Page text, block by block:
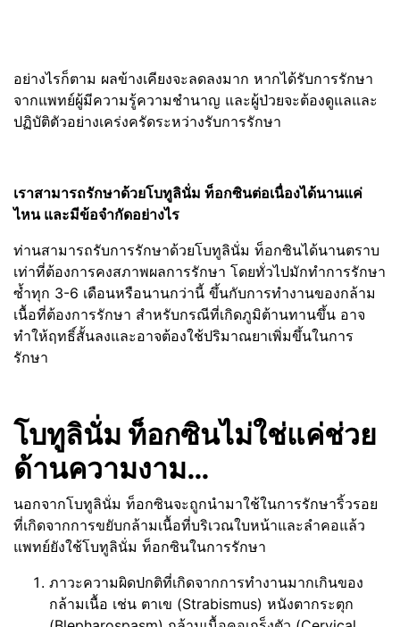
อย่างไรก็ตาม ผลข้างเคียงจะลดลงมาก หากได้รับการรักษา
จากแพทย์ผู้มีความรู้ความชำนาญ และผู้ป่วยจะต้องดูแลและ
ปฏิบัติตัวอย่างเคร่งครัดระหว่างรับการรักษา
เราสามารถรักษาด้วยโบทูลินั่ม ท็อกซินต่อเนื่องได้นานแค่
ไหน และมีข้อจำกัดอย่างไร
ท่านสามารถรับการรักษาด้วยโบทูลินั่ม ท็อกซินได้นานตราบ
เท่าที่ต้องการคงสภาพผลการรักษา โดยทั่วไปมักทำการรักษา
ซ้ำทุก 3-6 เดือนหรือนานกว่านี้ ขึ้นกับการทำงานของกล้าม
เนื้อที่ต้องการรักษา สำหรับกรณีที่เกิดภูมิต้านทานขึ้น อาจ
ทำให้ฤทธิ์สั้นลงและอาจต้องใช้ปริมาณยาเพิ่มขึ้นในการ
รักษา
โบทูลินั่ม ท็อกซินไม่ใช่แค่ช่วย
ด้านความงาม…
นอกจากโบทูลินั่ม ท็อกซินจะถูกนำมาใช้ในการรักษาริ้วรอย
ที่เกิดจากการขยับกล้ามเนื้อที่บริเวณใบหน้าและลำคอแล้ว
แพทย์ยังใช้โบทูลินั่ม ท็อกซินในการรักษา
ภาวะความผิดปกติที่เกิดจากการทำงานมากเกินของ
กล้ามเนื้อ เช่น ตาเข (Strabismus) หนังตากระตุก